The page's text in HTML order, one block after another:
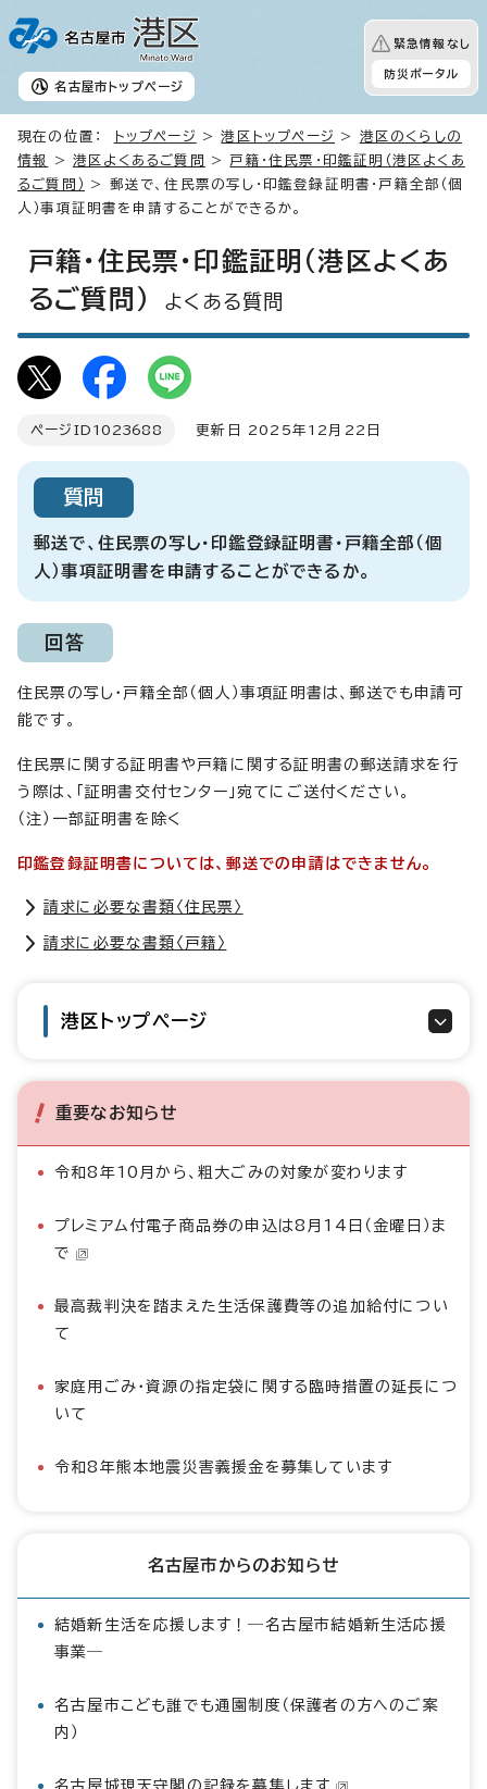
名古屋市 トップページ
緊急情報なし
防災ポータル
現在の位置： トップページ >港区トップページ > 港区のくらしの
情報
>港区よくあるご質問 > 戸籍・住民票・印鑑証明（港区よくあ
るご質問）
> 郵送で、住民票の写し・印鑑登録証明書・戸籍全部（個
人）事項証明書を申請することができるか。
戸籍・住民票・印鑑証明（港区よくあ
るご質問）
よくある質問
ページID 1023688 更新日 2025年12月22日
質問
郵送で、住民票の写し・印鑑登録証明書・戸籍全部（個
人）事項証明書を申請することができるか。
回答
住民票の写し・戸籍全部（個人）事項証明書は、郵送でも申請可
能です。
住民票に関する証明書や戸籍に関する証明書の郵送請求を行
う際は、「証明書交付センター」宛てにご送付ください。
（注）一部証明書を除く
印鑑登録証明書については、郵送での申請はできません。
請求に必要な書類〈住民票〉
請求に必要な書類〈戸籍〉
港区トップページ
重要なお知らせ
令和8年10月から、粗大ごみの対象が変わります
プレミアム付電子商品券の申込は8月14日（金曜日）ま
で
最高裁判決を踏まえた生活保護費等の追加給付につい
て
家庭用ごみ・資源の指定袋に関する臨時措置の延長につ
いて
令和8年熊本地震災害義援金を募集しています
名古屋市からのお知らせ
結婚新生活を応援します！―名古屋市結婚新生活応援
事業―
名古屋市こども誰でも通園制度（保護者の方へのご案
内）